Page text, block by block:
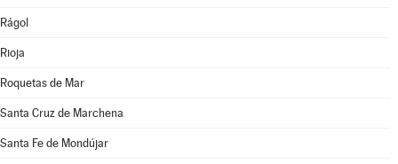
Rágol
Rioja
Roquetas de Mar
Santa Cruz de Marchena
Santa Fe de Mondújar